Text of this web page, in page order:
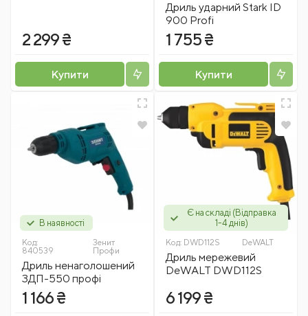
2 299 ₴
Купити
Дриль ударний Stark ID
900 Profi
1 755 ₴
Купити
В наявності
Код:
840539
Зенит
Профи
Дриль ненаголошений
ЗДП-550 профі
1 166 ₴
Є на складі (Відправка
1-4 днів)
Код: DWD112S DeWALT
Дриль мережевий
DeWALT DWD112S
6 199 ₴